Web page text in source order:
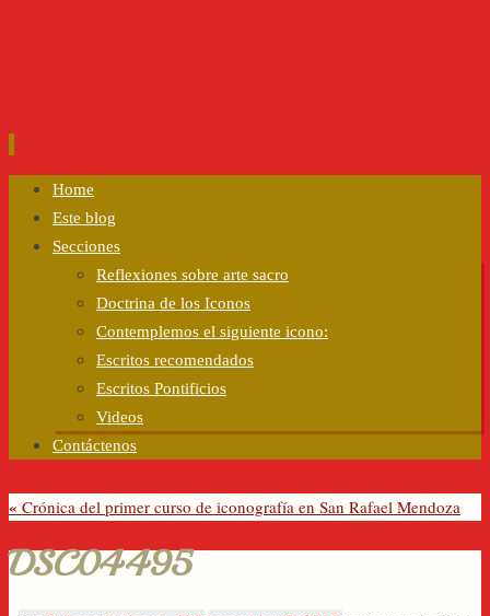
contenido
Home
Este blog
Secciones
Reflexiones sobre arte sacro
Doctrina de los Iconos
Contemplemos el siguiente icono:
Escritos recomendados
Escritos Pontificios
Videos
Contáctenos
« Crónica del primer curso de iconografía en San Rafael Mendoza
DSC04495